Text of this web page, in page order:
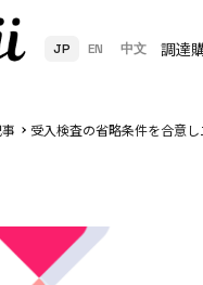
JP EN 中文 調達
受入検査の省略条件を合意